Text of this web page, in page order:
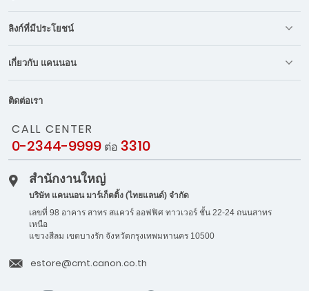
ลิงก์ที่มีประโยชน์
เกี่ยวกับ แคนนอน
ติดต่อเรา
CALL CENTER
0-2344-9999 ต่อ 3310
สำนักงานใหญ่
บริษัท แคนนอน มาร์เก็ตติ้ง (ไทยแลนด์) จำกัด
เลขที่ 98 อาคาร สาทร สแควร์ ออฟฟิศ ทาวเวอร์ ชั้น 22-24 ถนนสาทร
เหนือ
แขวงสีลม เขตบางรัก จังหวัดกรุงเทพมหานคร 10500
estore@cmt.canon.co.th